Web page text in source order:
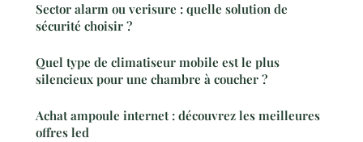
Sector alarm ou verisure : quelle solution de
sécurité choisir ?
Quel type de climatiseur mobile est le plus
silencieux pour une chambre à coucher ?
Achat ampoule internet : découvrez les meilleures
offres led